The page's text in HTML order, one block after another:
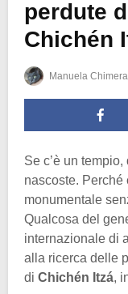
perdute
Chichén
Manuela Chimera
Se c’è un
nascoste.
monumentale
Qualcosa del
internazionale di
alla ricerca delle
di Chichén Itzá,